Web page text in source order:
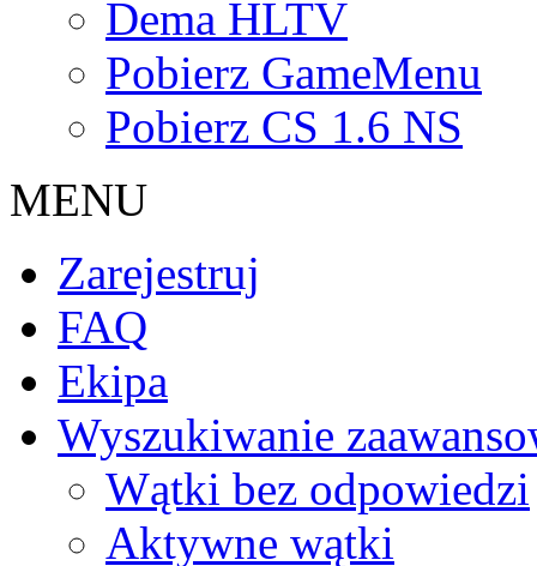
Dema HLTV
Pobierz GameMenu
Pobierz CS 1.6 NS
MENU
Zarejestruj
FAQ
Ekipa
Wyszukiwanie
Wątki bez odpowiedzi
Aktywne wątki